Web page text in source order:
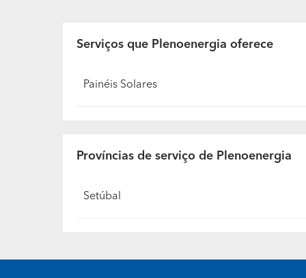
Serviços que Plenoenergia oferece
Painéis Solares
Províncias de serviço de Plenoenergia
Setúbal